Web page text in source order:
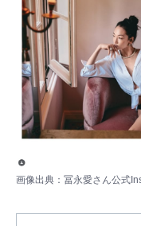
画像出典：冨永愛さん公式